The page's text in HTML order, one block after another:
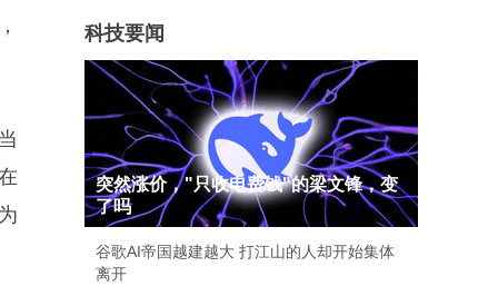
科技要闻
突然涨价，"只收电费钱"的梁文锋，变
了吗
谷歌AI帝国越建越大 打江山的人却开始集体
离开